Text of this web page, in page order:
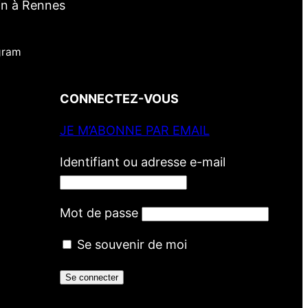
à Rennes
CONNECTEZ-VOUS
JE M’ABONNE PAR EMAIL
Identifiant ou adresse e-mail
Mot de passe
Se souvenir de moi